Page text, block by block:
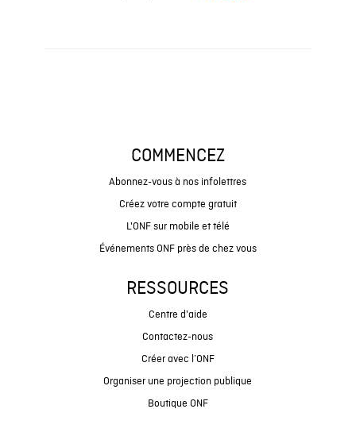
COMMENCEZ
Abonnez-vous à nos infolettres
Créez votre compte gratuit
L'ONF sur mobile et télé
Événements ONF près de chez vous
RESSOURCES
Centre d'aide
Contactez-nous
Créer avec l’ONF
Organiser une projection publique
Boutique ONF